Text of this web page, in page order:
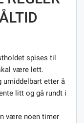
spises til
være lett.
umiddelbart etter å
litt og gå rundt i
være noen timer